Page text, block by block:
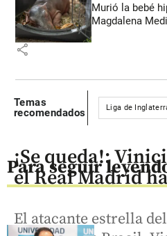
Murió la bebé
Magdalena
share
Temas
recomendados
Liga de
Para seguir
¡Se queda!:
el Real Madrid
El atacante estrella